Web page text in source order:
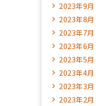
2023年9月
2023年8月
2023年7月
2023年6月
2023年5月
2023年4月
2023年3月
2023年2月